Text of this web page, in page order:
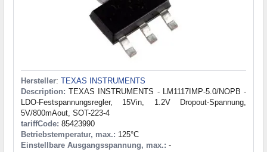
Hersteller: TEXAS INSTRUMENTS
Description: TEXAS INSTRUMENTS - LM1117IMP-5.0/NOPB -
LDO-Festspannungsregler, 15Vin, 1.2V Dropout-Spannung,
5V/800mAout, SOT-223-4
tariffCode: 85423990
Betriebstemperatur, max.: 125°C
Einstellbare Ausgangsspannung, max.: -